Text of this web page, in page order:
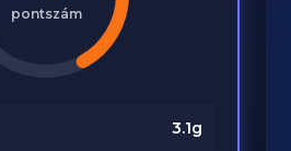
pontszám
3.1g